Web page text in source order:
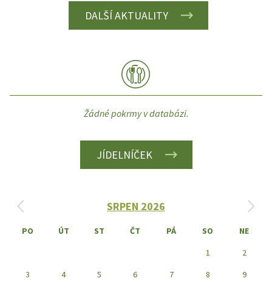
DALŠÍ AKTUALITY
Žádné pokrmy v databázi.
JÍDELNÍČEK
SRPEN 2026
PO ÚT ST ČT PÁ SO
NE
1
2
3
4 5 6 7 8
9